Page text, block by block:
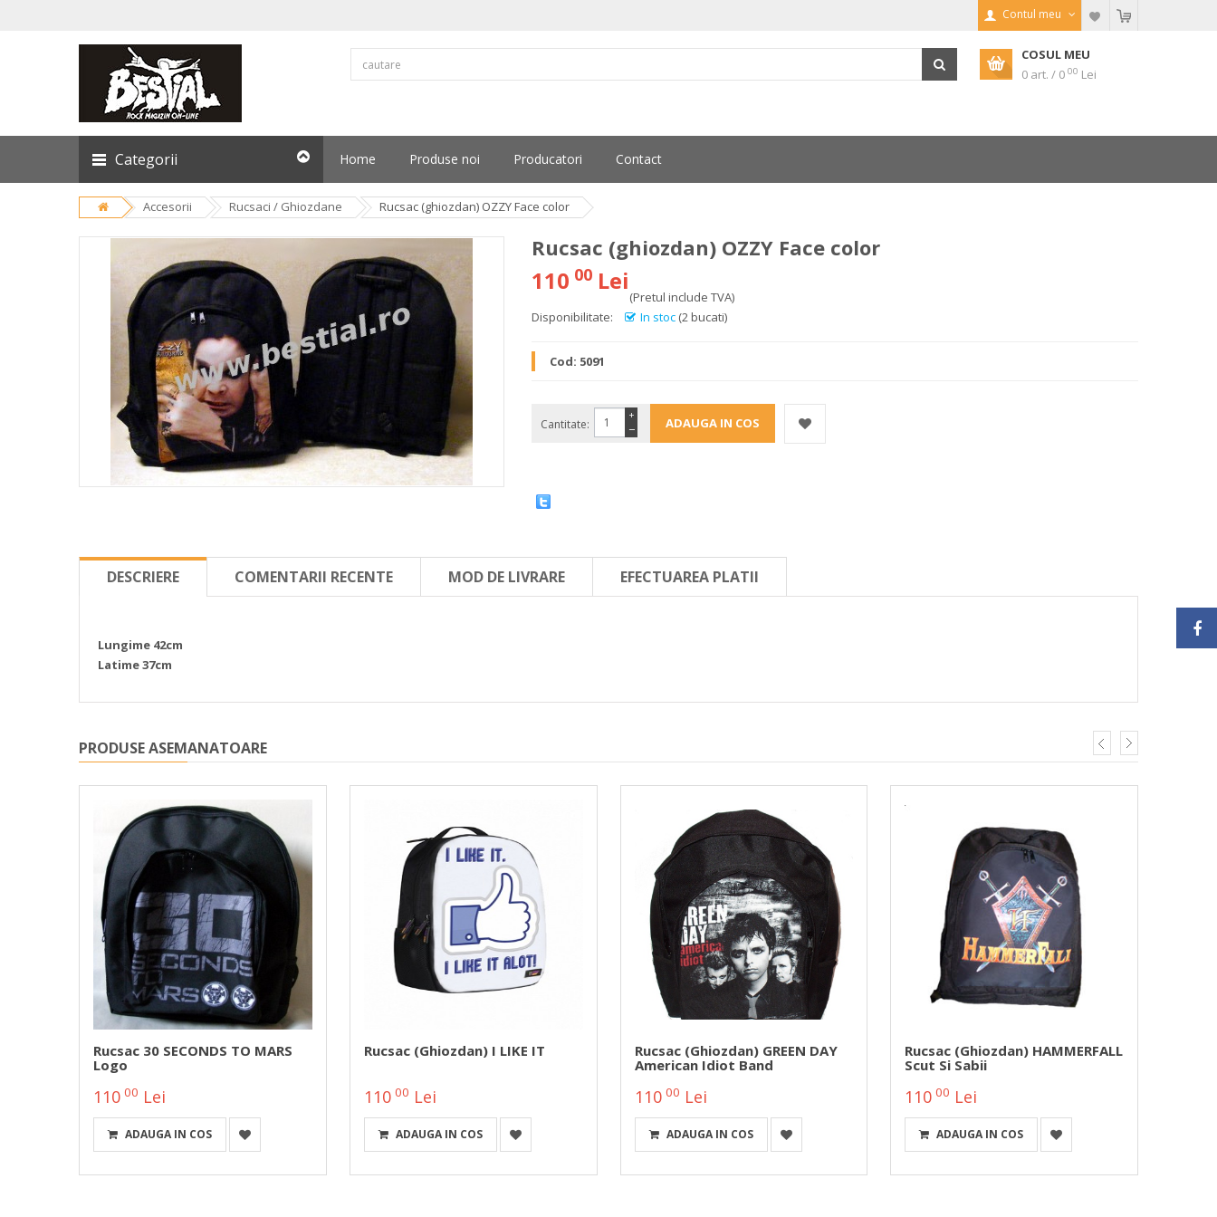
Contul meu
COSUL MEU
0 art. / 0 00 Lei
Categorii Home Produse noi Producatori Contact
Accesorii Rucsaci / Ghiozdane Rucsac (ghiozdan) OZZY Face color
Rucsac (ghiozdan) OZZY Face color
110 00 Lei
(Pretul include TVA)
Disponibilitate:
In stoc (2 bucati)
Cod: 5091
Cantitate: −
+
DESCRIERE COMENTARII RECENTE MOD DE LIVRARE EFECTUAREA PLATII
Lungime 42cm
Latime 37cm
PRODUSE ASEMANATOARE
Rucsac 30 SECONDS TO MARS
Logo
110 00 Lei
ADAUGA IN COS
Rucsac (ghiozdan) I LIKE IT
11000 Lei
ADAUGA IN COS
Rucsac (ghiozdan) GREEN DAY
American Idiot Band
11000 Lei
ADAUGA IN COS
Rucsac (ghiozdan) HAMMERFALL
Scut Si Sabii
110 00 Lei
ADAUGA IN COS